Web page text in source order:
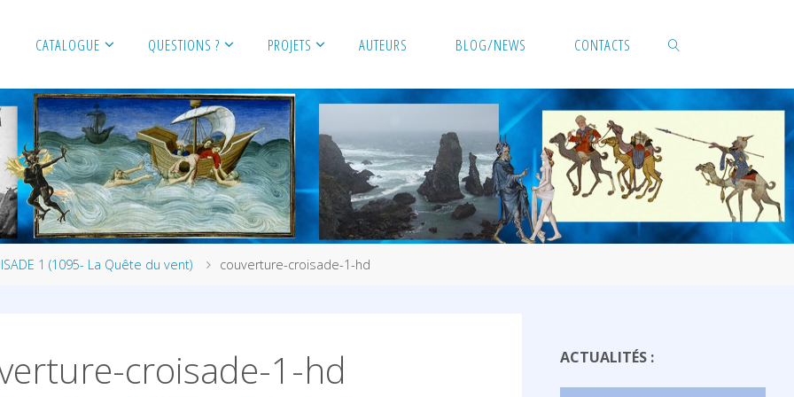
CATALOGUE QUESTIONS ? PROJETS AUTEURS BLOG/NEWS CONTACTS
SEARCH
1 (1095- La Quête du vent) couverture-croisade-1-hd
croisade-1-hd ACTUALITÉS :